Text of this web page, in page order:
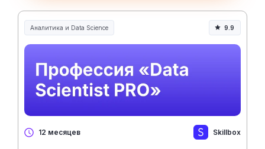
Аналитика и Data Science 9.9
12 месяцев Skillbox